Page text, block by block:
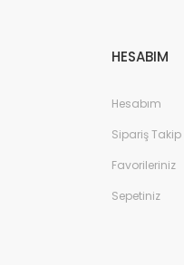
HESABIM
Hesabım
Sipariş Takip
Favorileriniz
Sepetiniz